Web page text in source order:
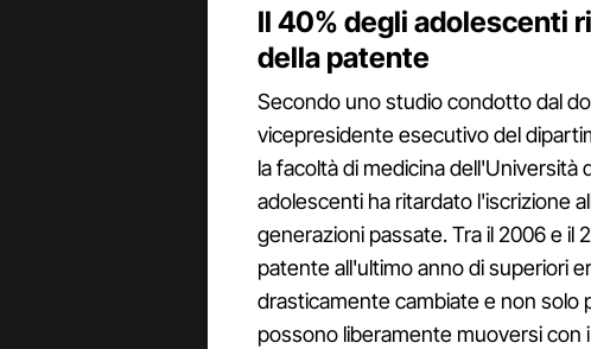
Il 40% degli adolescenti
della patente
Secondo uno studio condotto dal
vicepresidente esecutivo del
la facoltà di medicina dell'Università
adolescenti ha ritardato l'iscrizione
generazioni passate. Tra il 2006 e il
patente all'ultimo anno di superiori
drasticamente cambiate e non solo
possono liberamente muoversi con